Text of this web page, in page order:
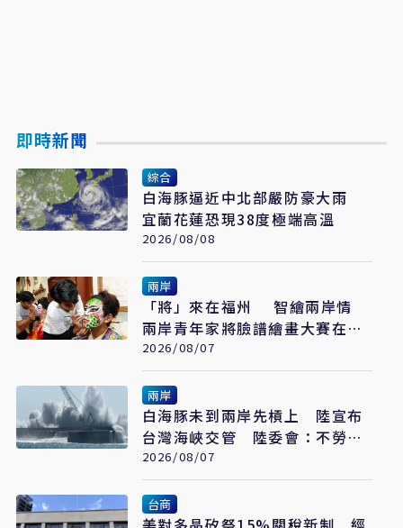
即時新聞
綜合
白海豚逼近中北部嚴防豪大雨
宜蘭花蓮恐現38度極端高溫
2026/08/08
兩岸
「將」來在福州 智繪兩岸情
兩岸青年家將臉譜繪畫大賽在福
州開幕
2026/08/07
兩岸
白海豚未到兩岸先槓上 陸宣布
台灣海峽交管 陸委會：不勞費
心
2026/08/07
台商